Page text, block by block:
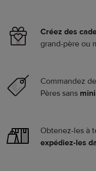
Créez des
grand-père ou
Commandez
Pères sans
Obtenez-les à
expédiez-les